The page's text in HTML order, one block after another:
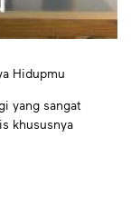
Hidupmu
yang sangat
khususnya